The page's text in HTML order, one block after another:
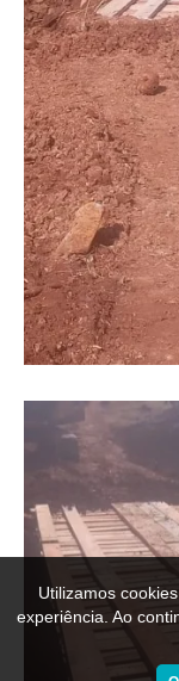
Utilizamos
experiência. Ao